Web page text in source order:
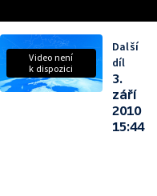
Video není
k dispozici
Další
díl
3.
září
2010
15:44